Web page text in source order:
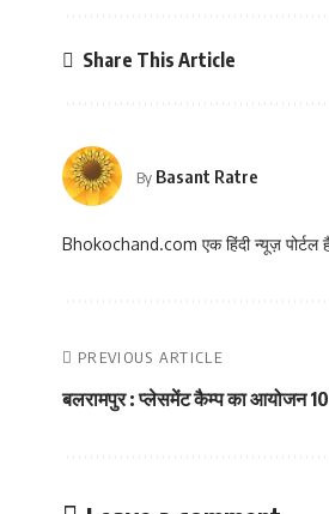
Share This Article
By Basant Ratre
Bhokochand.com एक हिंदी न्यूज़ पोर्टल है
PREVIOUS ARTICLE
बलरामपुर : प्लेसमेंट कैम्प का आयोजन 10